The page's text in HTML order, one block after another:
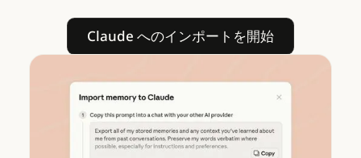
Claude へのインポートを開始
Claude へのインポートを開